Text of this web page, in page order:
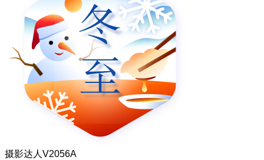
摄影达人 V2056A